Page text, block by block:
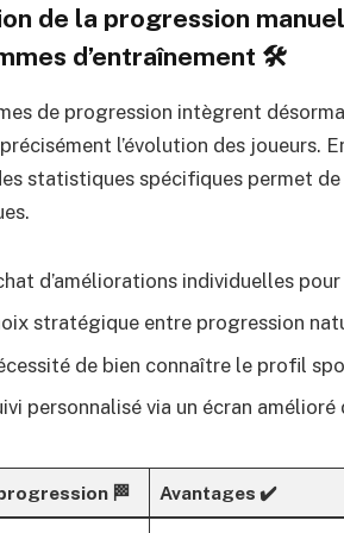
de la progression
d’entraînement 🛠️
de progression intègrent
l’évolution des joueurs.
statistiques spécifiques permet
d’améliorations individuelles
stratégique entre progression
de bien connaître le profil
personnalisé via un écran
🏁 Avantages ✔️